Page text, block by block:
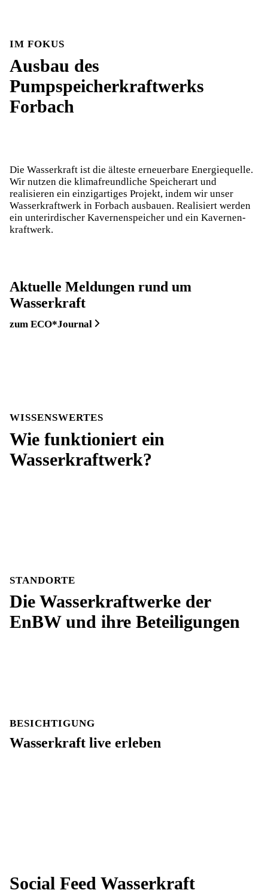
IM FOKUS
Ausbau des​
Pumpspeicherkraftwerks ​
Forbach
Die Wasserkraft ist die älteste erneuerbare Energie­quelle.
Wir nutzen die klima­freundliche Speicher­art und
realisieren ein einzigartiges Projekt, indem wir unser
Wasser­kraftwerk in Forbach ausbauen. Realisiert werden
ein unter­irdischer Kavernen­speicher und ein Kavernen­
kraftwerk.
Aktuelle Meldungen rund um
Wasserkraft
zum ECO*Journal
WISSENSWERTES
Wie funktioniert ein
Wasserkraftwerk?
STANDORTE
Die Wasserkraftwerke der
EnBW und ihre Beteiligungen
BESICHTIGUNG
Wasserkraft live erleben
Social Feed Wasserkraft